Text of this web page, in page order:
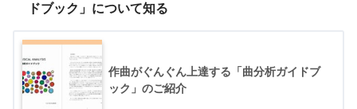
ドブック」について知る
作曲がぐんぐん上達する「曲分析ガイドブ
ック」のご紹介